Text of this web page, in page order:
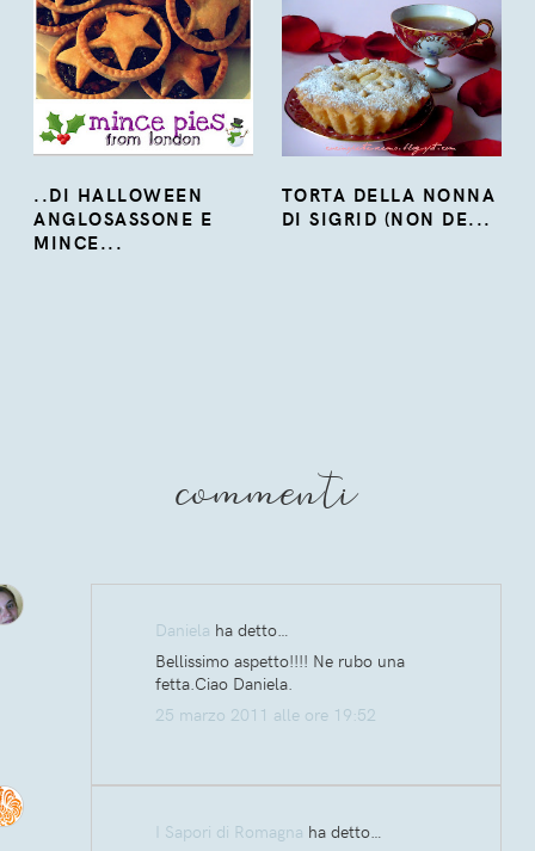
..DI HALLOWEEN
ANGLOSASSONE E
MINCE...
TORTA DELLA NONNA
DI SIGRID (NON DE...
commenti
Daniela ha detto…
Bellissimo aspetto!!!! Ne rubo una
fetta.Ciao Daniela.
25 marzo 2011 alle ore 19:52
I Sapori di Romagna ha detto…